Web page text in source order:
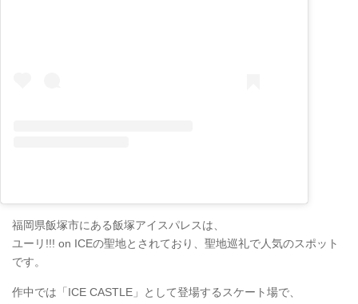
福岡県飯塚市にある飯塚アイスパレスは、
ユーリ!!! on ICEの聖地とされており、聖地巡礼で人気のスポット
です。
作中では「ICE CASTLE」として登場するスケート場で、